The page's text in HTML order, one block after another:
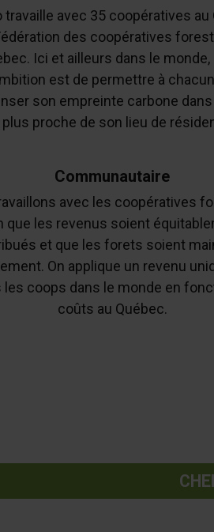
travaille avec 35 coopératives au
des coopératives
Ici et ailleurs dans le monde,
est de permettre à
son empreinte carbone dans
plus proche de son lieu de
Communautaire
avec les coopératives
que les revenus soient
et que les forets soient
On applique un revenu
coops dans le monde en
coûts au Québec.